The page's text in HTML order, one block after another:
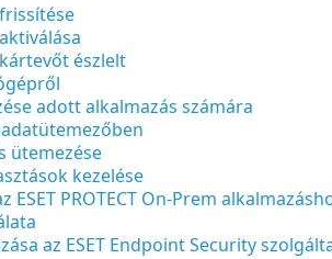
észlelt
adott alkalmazás számára
ütemezése
kezelése
PROTECT On-Prem
az ESET Endpoint Security